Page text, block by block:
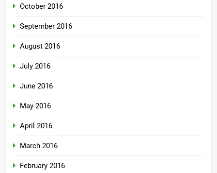
October 2016
September 2016
August 2016
July 2016
June 2016
May 2016
April 2016
March 2016
February 2016